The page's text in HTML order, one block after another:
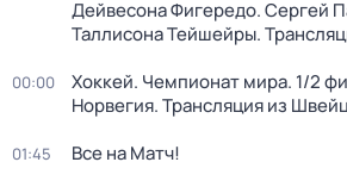
Дейвесона Фигередо. Сергей
Таллисона Тейшейры.
00:00
Хоккей. Чемпионат мира. 1/2
Норвегия. Трансляция из
01:45 Все на Матч!